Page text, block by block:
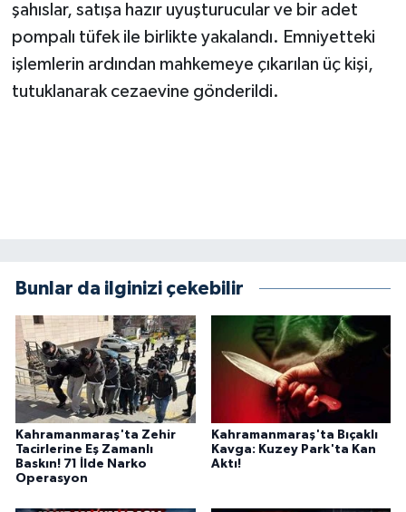
şahıslar, satışa hazır uyuşturucular ve bir adet
pompalı tüfek ile birlikte yakalandı. Emniyetteki
işlemlerin ardından mahkemeye çıkarılan üç kişi,
tutuklanarak cezaevine gönderildi.
Bunlar da ilginizi çekebilir
Kahramanmaraş'ta Zehir
Tacirlerine Eş Zamanlı
Baskın! 71 İlde Narko
Operasyon
Kahramanmaraş'ta Bıçaklı
Kavga: Kuzey Park'ta Kan
Aktı!
OTOMOBİL
BİLİM TEKNOLOJİ
ASAYİŞ
SEÇİM 2015